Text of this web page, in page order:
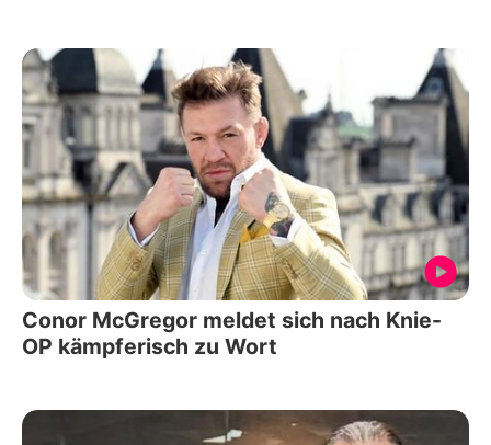
Conor McGregor meldet sich nach Knie-
OP kämpferisch zu Wort